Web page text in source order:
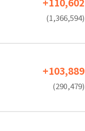
(1,366,594)
+103,889
(290,479)